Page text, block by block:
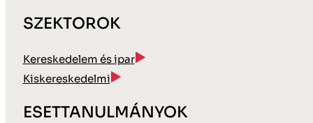
SZEKTOROK
Kereskedelem és ipar
Kiskereskedelmi
ESETTANULMÁNYOK